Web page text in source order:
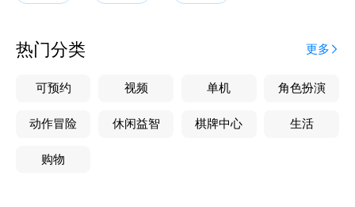
热门分类 更多
可预约 视频 单机 角色扮演
动作冒险 休闲益智 棋牌中心 生活
购物